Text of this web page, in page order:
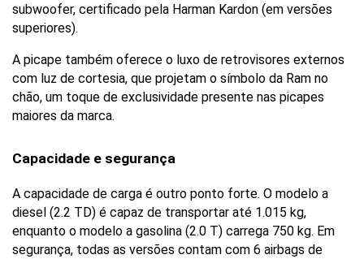
subwoofer, certificado pela Harman Kardon (em versões
superiores).
A picape também oferece o luxo de retrovisores externos
com luz de cortesia, que projetam o símbolo da Ram no
chão, um toque de exclusividade presente nas picapes
maiores da marca.
Capacidade e segurança
A capacidade de carga é outro ponto forte. O modelo a
diesel (2.2 TD) é capaz de transportar até 1.015 kg,
enquanto o modelo a gasolina (2.0 T) carrega 750 kg. Em
segurança, todas as versões contam com 6 airbags de